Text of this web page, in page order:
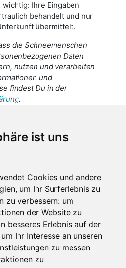
ist uns
Cookies und andere
um Ihr Surferlebnis zu
zu verbessern: um
der Website zu
besseres Erlebnis auf der
um Ihr Interesse an unseren
zu messen
zu
Ihre Eingaben
behandelt und nur
übermittelt.
die Schneemenschen
Daten
nutzen und verarbeiten
und
findest Du in der
.
Daten an den
Nachricht weitergeleitet
Informationen und
findest Du in der
.
abschicken
geschützt und es
und
.